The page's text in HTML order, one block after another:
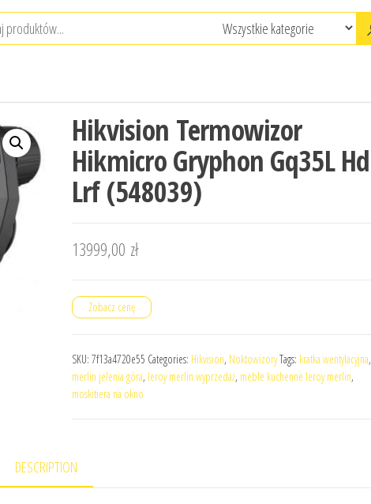
Hikvision Termowizor
Hikmicro Gryphon Gq35L Hd
Lrf (548039)
13999,00 zł
Zobacz cenę
SKU: 7f13a4720e55 Categories: Hikvision, NoktowizoryTags: kratka wentylacyjna,
merlin jelenia góra, leroy merlin wyprzedaż, meble kuchenne leroy merlin,
moskitiera na okno
DESCRIPTION